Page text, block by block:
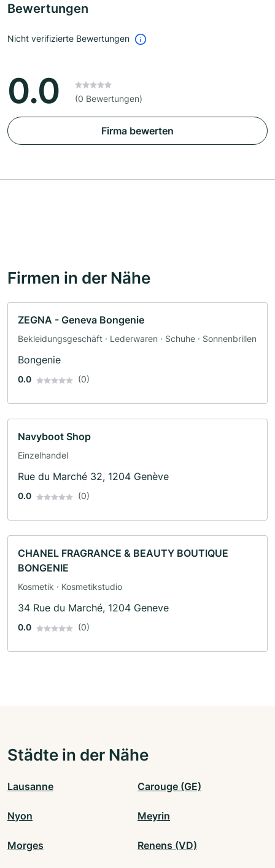
Bewertungen
Nicht verifizierte Bewertungen
0.0 (0 Bewertungen)
Firma bewerten
Firmen in der Nähe
ZEGNA - Geneva Bongenie
Bekleidungsgeschäft · Lederwaren · Schuhe · Sonnenbrillen
Bongenie
0.0 (0)
Navyboot Shop
Einzelhandel
Rue du Marché 32, 1204 Genève
0.0 (0)
CHANEL FRAGRANCE & BEAUTY BOUTIQUE
BONGENIE
Kosmetik · Kosmetikstudio
34 Rue du Marché, 1204 Geneve
0.0 (0)
Städte in der Nähe
Lausanne Carouge (GE)
Nyon Meyrin
Morges Renens (VD)